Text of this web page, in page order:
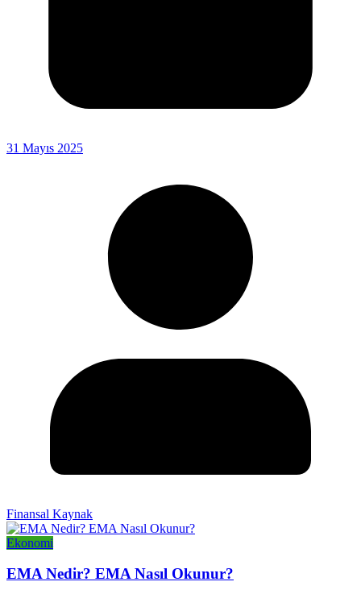
31 Mayıs 2025
Finansal Kaynak
Ekonomi
EMA Nedir? EMA Nasıl Okunur?